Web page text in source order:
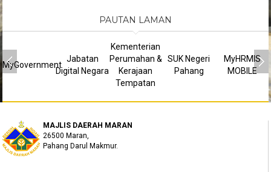
PAUTAN LAMAN
MyGovernment
Jabatan
Digital Negara
Kementerian
Perumahan &
Kerajaan
Tempatan
SUK Negeri
Pahang
MyHRMIS
MOBILE
MAJLIS DAERAH MARAN
26500 Maran,
Pahang Darul Makmur.